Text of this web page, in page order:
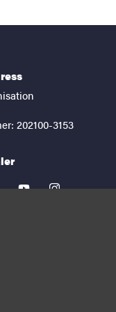
202100-3153
youtubeinstagram